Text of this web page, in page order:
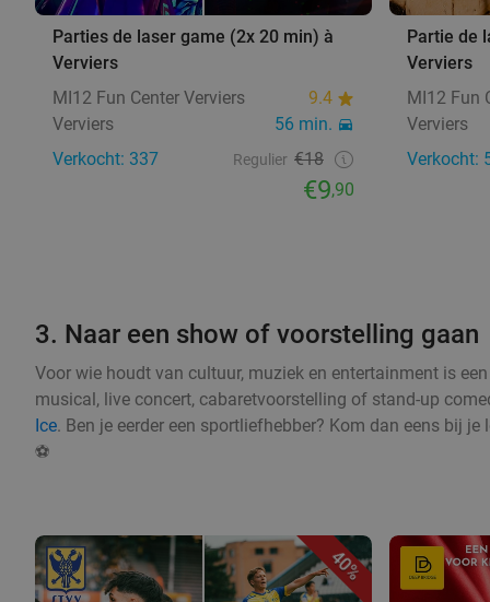
Parties de laser game (2x 20 min) à
Verviers
MI12 Fun Center Verviers
9.4
Verviers
56 min.
Verkocht: 337
Regulier €18
€9,90
Partie de
Verviers
MI12 Fun
Verviers
Verkocht:
3. Naar een show of voorstelling gaan
Voor wie houdt van cultuur, muziek en entertainment is
musical, live concert, cabaretvoorstelling of stand-up
Ice. Ben je eerder een sportliefhebber? Kom dan eens bij
⚽
40%